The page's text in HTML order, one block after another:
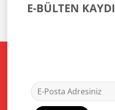
E-BÜLTEN KAYDI